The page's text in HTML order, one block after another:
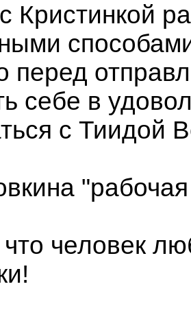
Кристинкой
перед
себе в
с Тиидой
человек